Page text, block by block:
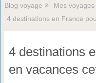
Blog voyage Mes voyages
4 destinations en France
4 destinations
en vacances